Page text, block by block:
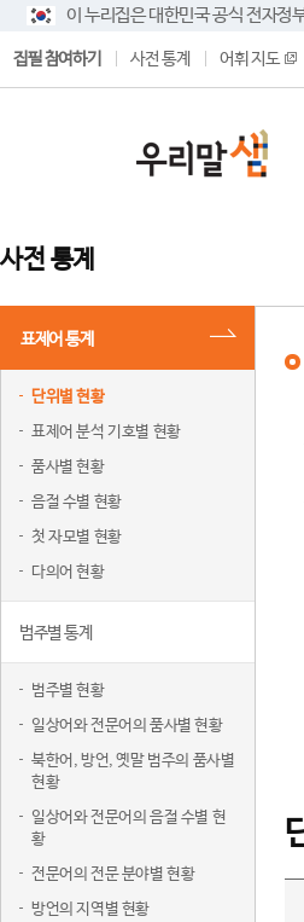
이 누리집은 대한민국 공식 전자정
집필 참여하기 사전 통계 어휘 지도
사전 통계
표제어 통계
단위별 현황
표제어 분석 기호별 현황
품사별 현황
음절 수별 현황
첫 자모별 현황
다의어 현황
범주별 통계
범주별 현황
일상어와 전문어의 품사별 현황
북한어, 방언, 옛말 범주의 품사별
현황
일상어와 전문어의 음절 수별 현
황
전문어의 전문 분야별 현황
방언의 지역별 현황